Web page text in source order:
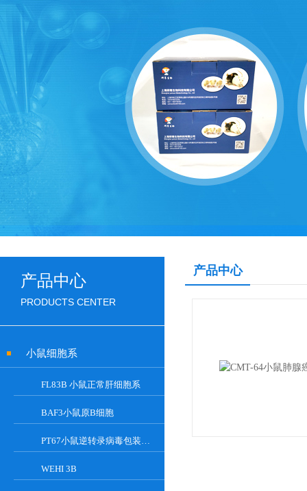
产品中心
PRODUCTS CENTER
小鼠细胞系
FL83B 小鼠正常肝细胞系
BAF3小鼠原B细胞
PT67小鼠逆转录病毒包装细胞
WEHI 3B
产品中心